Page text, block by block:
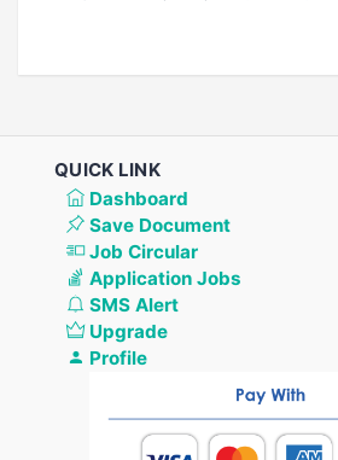
QUICK LINK
Dashboard
Save Document
Job Circular
Application Jobs
SMS Alert
Upgrade
Profile